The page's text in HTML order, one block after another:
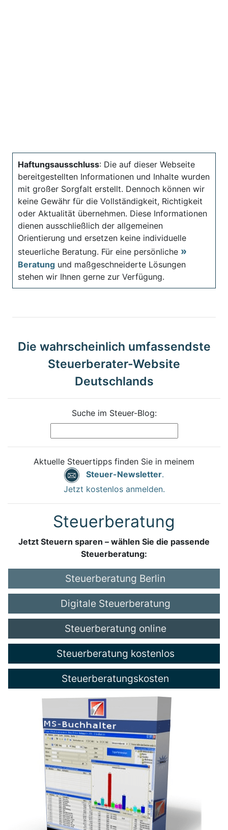
Haftungsausschluss: Die auf dieser Webseite
bereitgestellten Informationen und Inhalte wurden
mit großer Sorgfalt erstellt. Dennoch können wir
keine Gewähr für die Vollständigkeit, Richtigkeit
oder Aktualität übernehmen. Diese Informationen
dienen ausschließlich der allgemeinen
Orientierung und ersetzen keine individuelle
steuerliche Beratung. Für eine persönliche
Beratung und maßgeschneiderte Lösungen
stehen wir Ihnen gerne zur Verfügung.
Die wahrscheinlich umfassendste
Steuerberater-Website
Deutschlands
Suche im Steuer-Blog:
Aktuelle Steuertipps finden Sie in meinem
Steuer-Newsletter.
Jetzt kostenlos anmelden.
Steuerberatung
Jetzt Steuern sparen – wählen Sie die passende
Steuerberatung:
Steuerberatung Berlin
Digitale Steuerberatung
Steuerberatung online
Steuerberatung kostenlos
Steuerberatungskosten